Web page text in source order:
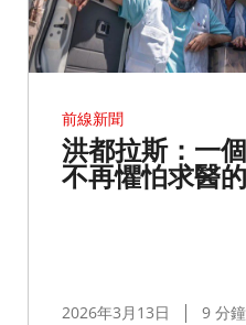
前線新聞
洪都拉斯：一個
不再懼怕求醫
2026年3月13日 9 分